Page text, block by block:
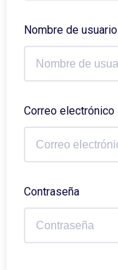
Nombre de usuario
Correo electrónico
Contraseña